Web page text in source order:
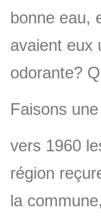
bonne eau,
avaient eux
odorante?
Faisons
vers 1960
région
la